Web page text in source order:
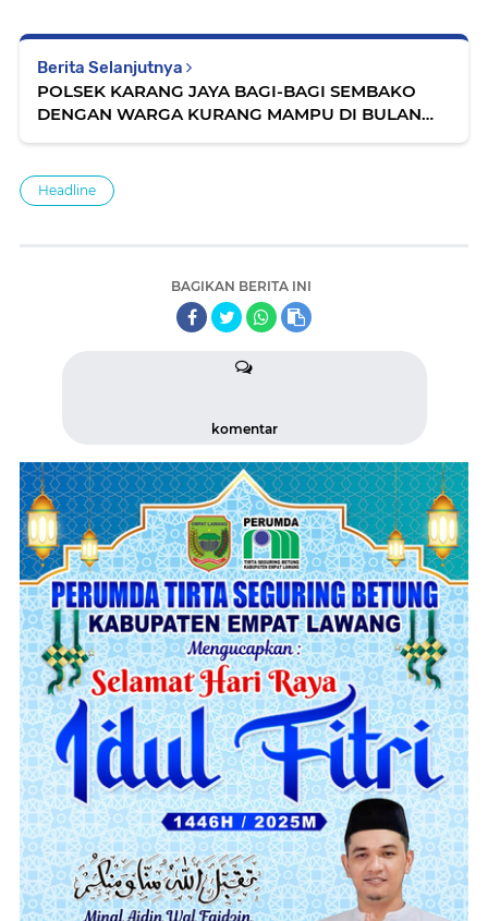
Berita Selanjutnya
POLSEK KARANG JAYA BAGI-BAGI SEMBAKO
DENGAN WARGA KURANG MAMPU DI BULAN
Headline
BAGIKAN BERITA INI
komentar